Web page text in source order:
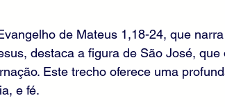
de Mateus 1,18-24, que
destaca a figura de São José,
Este trecho oferece uma
e fé.